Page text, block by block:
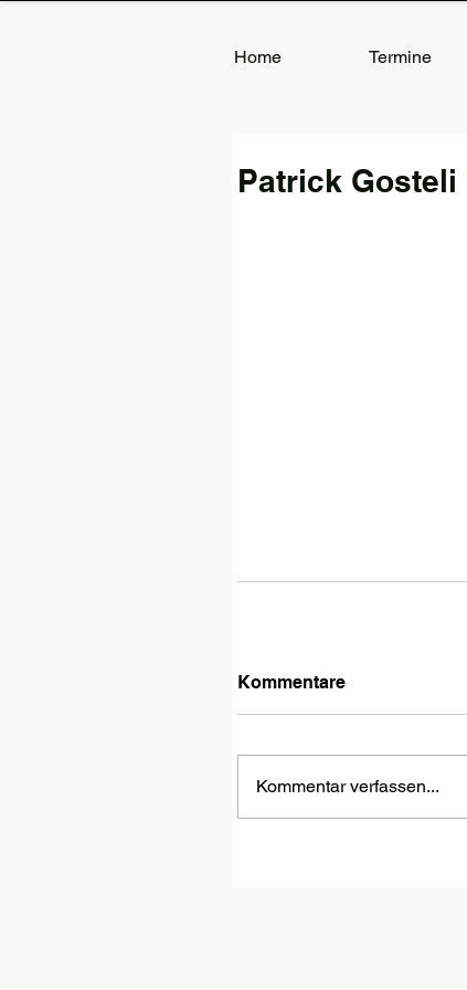
Home Termine
Patrick
Kommentare
Kommentar verfassen...